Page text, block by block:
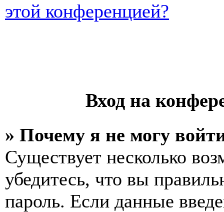
этой конференцией?
Вход на
» Почему я не могу
Существует несколько
убедитесь, что вы
пароль. Если данные